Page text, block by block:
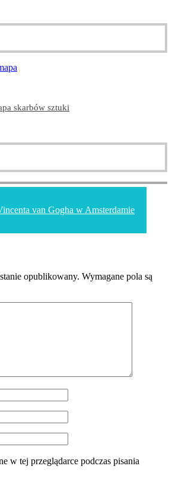
skarbów sztuki
van Gogha w Amsterdamie
opublikowany. Wymagane pola są
w tej przeglądarce podczas pisania